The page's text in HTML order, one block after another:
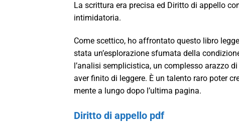
La scrittura era precisa ed Diritto di appello
intimidatoria.
Come scettico, ho affrontato questo libro
stata un’esplorazione sfumata della
l’analisi semplicistica, un complesso arazzo
aver finito di leggere. È un talento raro poter
mente a lungo dopo l’ultima pagina.
Diritto di appello pdf